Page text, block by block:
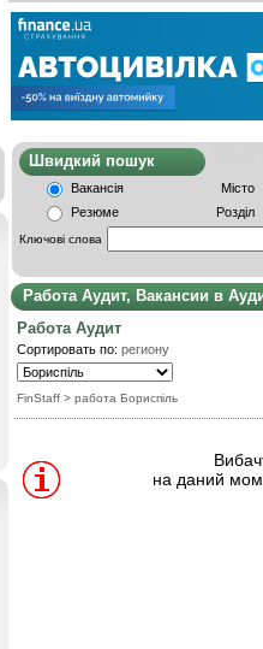
Швидкий
Вакансія
Місто
Резюме
Розділ
Ключові слова
Работа Аудит, Вакансии в
Работа Аудит
Сортировать по: региону
FinStaff > работа Бориспіль
на даний